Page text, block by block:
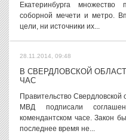
Екатеринбурга множество
соборной мечети и метро.
цели, ни источники их...
28.11.2014, 09:48
В СВЕРДЛОВСКОЙ
ЧАС
Правительство Свердловской
МВД подписали
комендантском часе. Закон
последнее время не...